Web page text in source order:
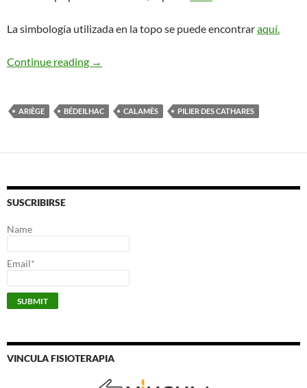
La simbología utilizada en la topo se puede encontraraquí.
Continue reading Pour Lubelline. Calamès. Airège
→
ARIÈGE BÉDEILHAC CALAMÈS PILIER DES CATHARES
SUSCRIBIRSE
Name
Email*
VINCULA FISIOTERAPIA